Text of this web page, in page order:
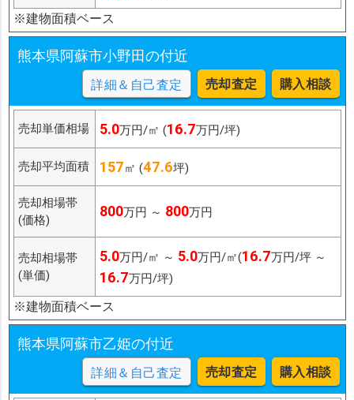
※建物面積ベース
熊本県阿蘇市小野田の付近
詳細＆自己査定 売却査定 購入相談
売却単価相場 5.0万円/㎡ (16.7万円/坪)
売却平均面積 157㎡ (47.6坪)
売却相場帯
(価格)
800万円 ～ 800万円
売却相場帯
(単価)
5.0万円/㎡ ～ 5.0万円/㎡(16.7万円/坪 ～
16.7万円/坪)
※建物面積ベース
熊本県阿蘇市乙姫の付近
詳細＆自己査定 売却査定 購入相談